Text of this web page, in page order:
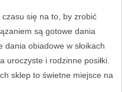
się na to, by zrobić
są gotowe dania
dania obiadowe w słoikach
uroczyste i rodzinne posiłki.
sklep to świetne miejsce na